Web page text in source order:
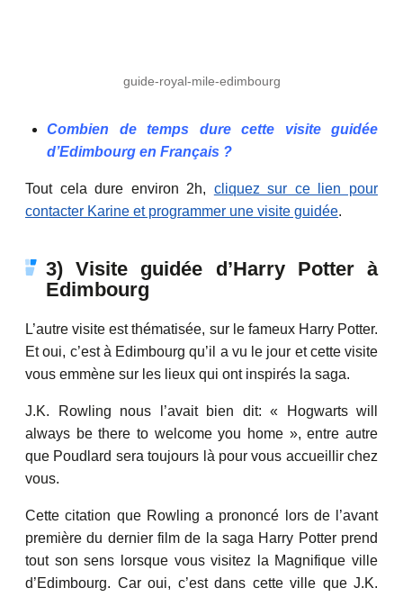
guide-royal-mile-edimbourg
Combien de temps dure cette visite guidée
d’Edimbourg en Français ?
Tout cela dure environ 2h, cliquez sur ce lien pour
contacter Karine et programmer une visite guidée.
3) Visite guidée d’Harry Potter à
Edimbourg
L’autre visite est thématisée, sur le fameux Harry Potter.
Et oui, c’est à Edimbourg qu’il a vu le jour et cette visite
vous emmène sur les lieux qui ont inspirés la saga.
J.K. Rowling nous l’avait bien dit: « Hogwarts will
always be there to welcome you home », entre autre
que Poudlard sera toujours là pour vous accueillir chez
vous.
Cette citation que Rowling a prononcé lors de l’avant
première du dernier film de la saga Harry Potter prend
tout son sens lorsque vous visitez la Magnifique ville
d’Edimbourg. Car oui, c’est dans cette ville que J.K.